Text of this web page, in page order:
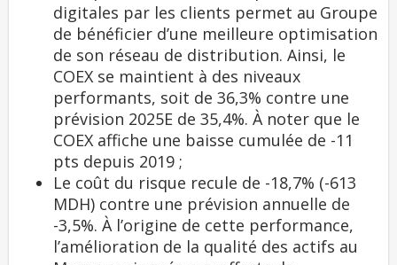
digitales par les clients permet au Groupe
de bénéficier d’une meilleure optimisation
de son réseau de distribution. Ainsi, le
COEX se maintient à des niveaux
performants, soit de 36,3% contre une
prévision 2025E de 35,4%. À noter que le
COEX affiche une baisse cumulée de -11
pts depuis 2019 ;
Le coût du risque recule de -18,7% (-613
MDH) contre une prévision annuelle de
-3,5%. À l’origine de cette performance,
l’amélioration de la qualité des actifs au